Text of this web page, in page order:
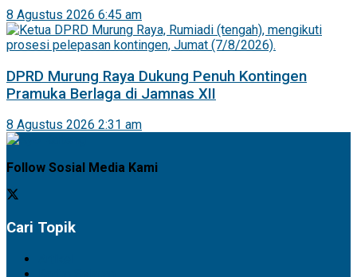
8 Agustus 2026 6:45 am
DPRD Murung Raya Dukung Penuh Kontingen
Pramuka Berlaga di Jamnas XII
8 Agustus 2026 2:31 am
Follow Sosial Media Kami
Cari Topik